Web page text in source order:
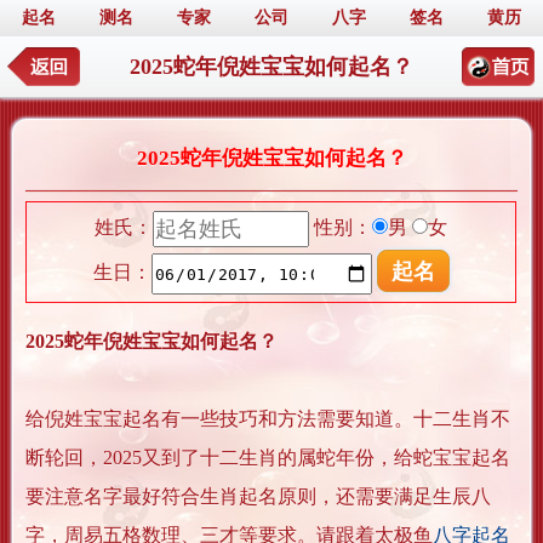
起名 测名 专家 公司 八字 签名 黄历
2025蛇年倪姓宝宝如何起名？
2025蛇年倪姓宝宝如何起名？
姓氏： 性别： 男 女
生日：
2025蛇年倪姓宝宝如何起名？
给倪姓宝宝起名有一些技巧和方法需要知道。十二生肖不
断轮回，2025又到了十二生肖的属蛇年份，给蛇宝宝起名
要注意名字最好符合生肖起名原则，还需要满足生辰八
字，周易五格数理、三才等要求。请跟着太极鱼 八字起名